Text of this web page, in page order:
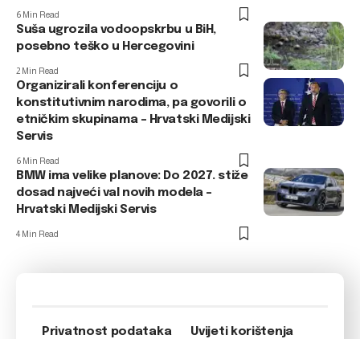
6 Min Read
Suša ugrozila vodoopskrbu u BiH,
posebno teško u Hercegovini
2 Min Read
Organizirali konferenciju o
konstitutivnim narodima, pa govorili o
etničkim skupinama – Hrvatski Medijski
Servis
6 Min Read
BMW ima velike planove: Do 2027. stiže
dosad najveći val novih modela –
Hrvatski Medijski Servis
4 Min Read
Privatnost podataka Uvijeti korištenja